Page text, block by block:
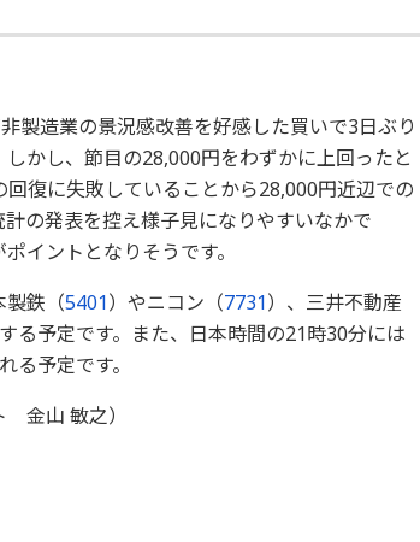
製造業の景況感改善を好感した買いで3日ぶり
かし、節目の28,000円をわずかに上回ったと
復に失敗していることから28,000円近辺での
の発表を控え様子見になりやすいなかで
イントとなりそうです。
製鉄（5401）やニコン（7731）、三井不動産
る予定です。また、日本時間の21時30分には
予定です。
金山 敏之）